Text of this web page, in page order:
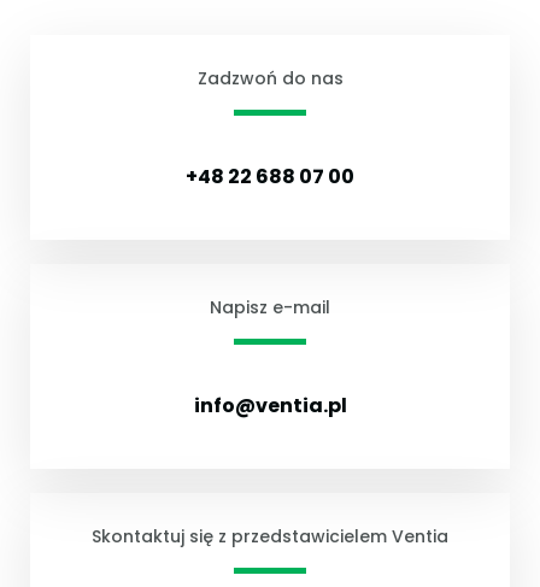
Zadzwoń do nas
+48 22 688 07 00
Napisz e-mail
info@ventia.pl
Skontaktuj się z przedstawicielem Ventia